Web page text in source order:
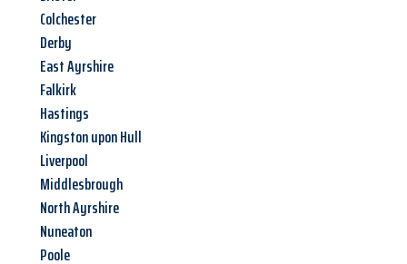
Colchester
Derby
East Ayrshire
Falkirk
Hastings
Kingston upon Hull
Liverpool
Middlesbrough
North Ayrshire
Nuneaton
Poole